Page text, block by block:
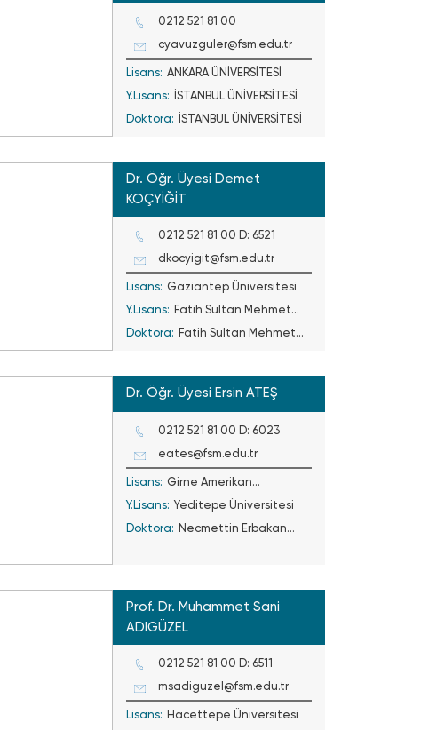
0212 521 81 00
cyavuzguler@fsm.edu.tr
Lisans: ANKARA ÜNİVERSİTESİ
Y.Lisans: İSTANBUL ÜNİVERSİTESİ
Doktora: İSTANBUL ÜNİVERSİTESİ
Dr. Öğr. Üyesi Demet
KOÇYİĞİT
0212 521 81 00 D: 6521
dkocyigit@fsm.edu.tr
Lisans: Gaziantep Üniversitesi
Y.Lisans: Fatih Sultan Mehmet
Vakıf Üniversitesi
Doktora: Fatih Sultan Mehmet
Dr. Öğr. Üyesi Ersin ATEŞ
0212 521 81 00 D: 6023
eates@fsm.edu.tr
Lisans: Girne Amerikan
Üniversitesi
Y.Lisans: Yeditepe Üniversitesi
Doktora: Necmettin Erbakan
Prof. Dr. Muhammet Sani
ADIGÜZEL
0212 521 81 00 D: 6511
msadiguzel@fsm.edu.tr
Lisans: Hacettepe Üniversitesi